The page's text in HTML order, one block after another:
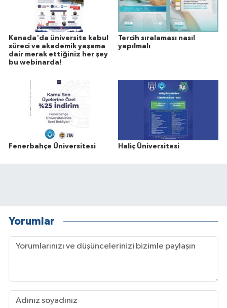
Kanada'da üniversite kabul
süreci ve akademik yaşama
dair merak ettiğiniz her şey
bu webinarda!
Tercih sıralaması nasıl
yapılmalı
Fenerbahçe Üniversitesi Haliç Üniversitesi
Yorumlar